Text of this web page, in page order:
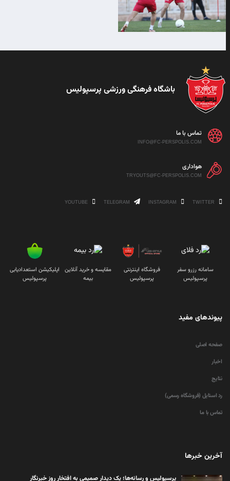
باشگاه فرهنگی ورزشی پرسپولیس
تماس با ما
INFO@FC-PERSPOLIS.COM
هواداری
TRYOUTS@FC-PERSPOLIS.COM
سامانه رزرو سفر
پرسپولیس
فروشگاه اینترنتی
پرسپولیس
مقایسه و خرید آنلاین
بیمه
اپلیکیشن استعدادیابی
پرسپولیس
پیوندهای مفید
صفحه اصلی
اخبار
نتایج
رد استایل (فروشگاه رسمی)
تماس با ما
آخرین خبرها
پرسپولیس و رسانه‌ها؛ یک دیدار صمیمی به افتخار روز خبرنگار